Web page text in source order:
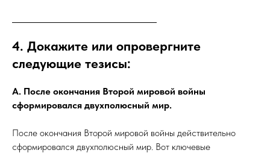
4. Докажите или опровергните
следующие тезисы:
А. После окончания Второй мировой войны
сформировался двухполюсный мир.
После окончания Второй мировой войны действительно
сформировался двухполюсный мир. Вот ключевые